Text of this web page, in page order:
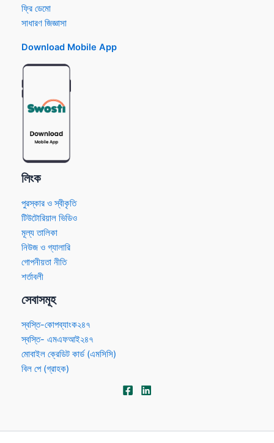
ফ্রি ডেমো
সাধারণ জিজ্ঞাসা
Download Mobile App
লিংক
পুরস্কার ও স্বীকৃতি
টিউটোরিয়াল ভিডিও
মূল্য তালিকা
নিউজ ও গ্যালারি
গোপনীয়তা নীতি
শর্তাবলী
সেবাসমূহ
স্বস্তি-কোপব্যাংক২৪৭
স্বস্তি- এমএফআই২৪৭
মোবাইল ক্রেডিট কার্ড (এমসিসি)
বিল পে (গ্রাহক)